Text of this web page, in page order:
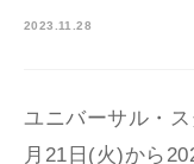
2023.11.28
ユニバーサル・
月21日(火)から